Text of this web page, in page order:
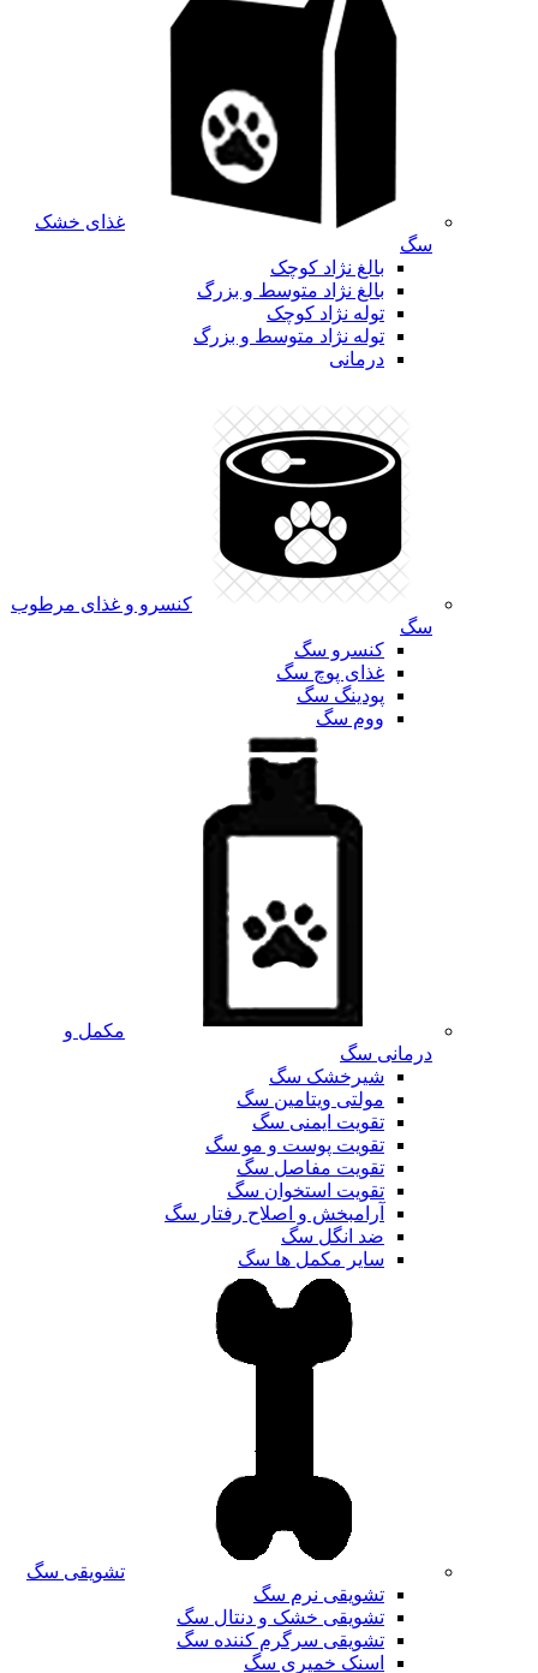
غذای خشک
سگ
بالغ نژاد کوچک
بالغ نژاد متوسط و بزرگ
توله نژاد کوچک
توله نژاد متوسط و بزرگ
درمانی
کنسرو و غذای مرطوب
سگ
کنسرو سگ
غذای پوچ سگ
پودینگ سگ
ووم سگ
مکمل و
درمانی سگ
شیرخشک سگ
مولتی ویتامین سگ
تقویت ایمنی سگ
تقویت پوست و مو سگ
تقویت مفاصل سگ
تقویت استخوان سگ
آرامبخش و اصلاح رفتار سگ
ضد انگل سگ
سایر مکمل ها سگ
تشویقی سگ
تشویقی نرم سگ
تشویقی خشک و دنتال سگ
تشویقی سرگرم کننده سگ
اسنک خمیری سگ